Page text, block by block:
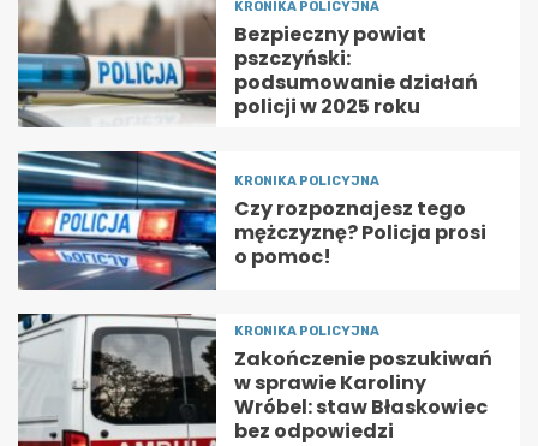
KRONIKA POLICYJNA
Bezpieczny powiat
pszczyński:
podsumowanie działań
policji w 2025 roku
KRONIKA POLICYJNA
Czy rozpoznajesz tego
mężczyznę? Policja prosi
o pomoc!
KRONIKA POLICYJNA
Zakończenie poszukiwań
w sprawie Karoliny
Wróbel: staw Błaskowiec
bez odpowiedzi